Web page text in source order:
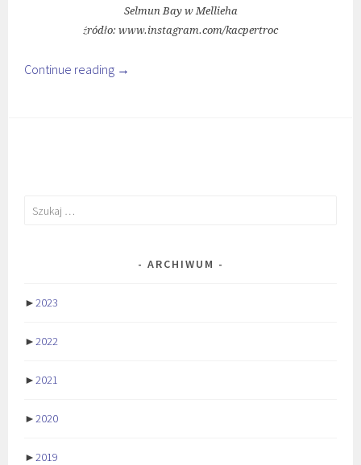
Selmun Bay w Mellieha
źródło: www.instagram.com/kacpertroc
Continue reading →
Szukaj:
ARCHIWUM
►2023
►2022
►2021
►2020
►2019